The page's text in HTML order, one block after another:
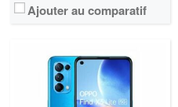
Ajouter au comparatif